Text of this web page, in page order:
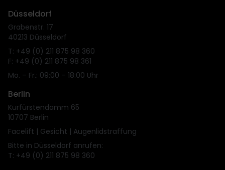
Düsseldorf
Grabenstr. 17
40213 Düsseldorf
T: +49 (0) 211 875 98 360
F: +49 (0) 211 875 98 361
Mo. – Fr.: 09:00 – 18:00 Uhr
Berlin
Kurfürstendamm 65
10707 Berlin
Facelift | Gesicht | Augenlidstraffung
Bitte in Düsseldorf anrufen:
T: +49 (0) 211 875 98 360